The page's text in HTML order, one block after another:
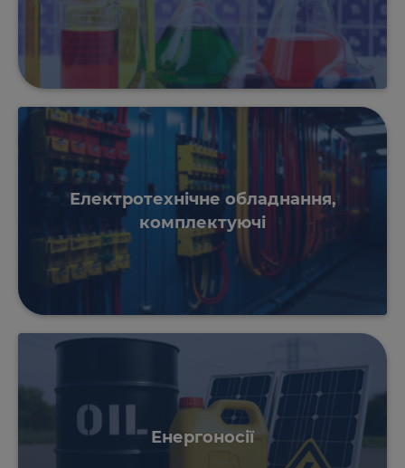
Електротехнічне обладнання,
комплектуючі
Енергоносії